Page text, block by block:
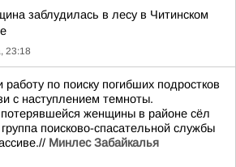
заблудилась в лесу в Читинском
23:18
по поиску погибших подростков
с наступлением темноты.
женщины в районе сёл
поисково-спасательной службы
Минлес Забайкалья